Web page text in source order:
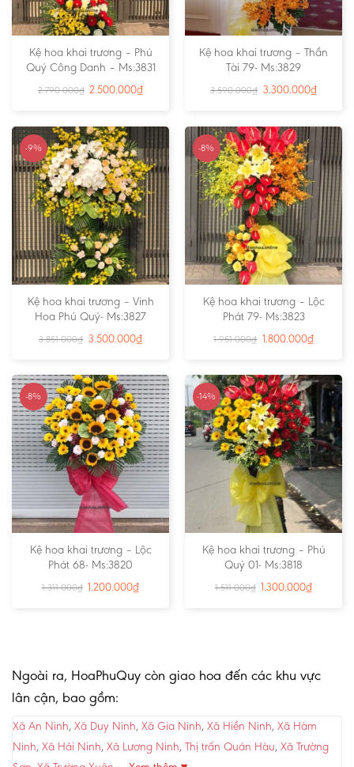
Kệ hoa khai trương – Phú
Quý Công Danh – Ms:3831
2.790.000₫ 2.500.000₫
Kệ hoa khai trương – Thần
Tài 79- Ms:3829
3.590.000₫ 3.300.000₫
-9%
Kệ hoa khai trương – Vinh
Hoa Phú Quý- Ms:3827
3.851.000₫ 3.500.000₫
-8%
Kệ hoa khai trương – Lộc
Phát 79- Ms:3823
1.951.000₫ 1.800.000₫
-8%
Kệ hoa khai trương – Lộc
Phát 68- Ms:3820
1.311.000₫ 1.200.000₫
-14%
Kệ hoa khai trương – Phú
Quý 01- Ms:3818
1.511.000₫ 1.300.000₫
Ngoài ra, HoaPhuQuy còn giao hoa đến các khu vực
lân cận, bao gồm:
Xã An Ninh, Xã Duy Ninh, Xã Gia Ninh, Xã Hiền Ninh, Xã Hàm
Ninh, Xã Hải Ninh, Xã Lương Ninh, Thị trấn Quán Hàu, Xã Trường